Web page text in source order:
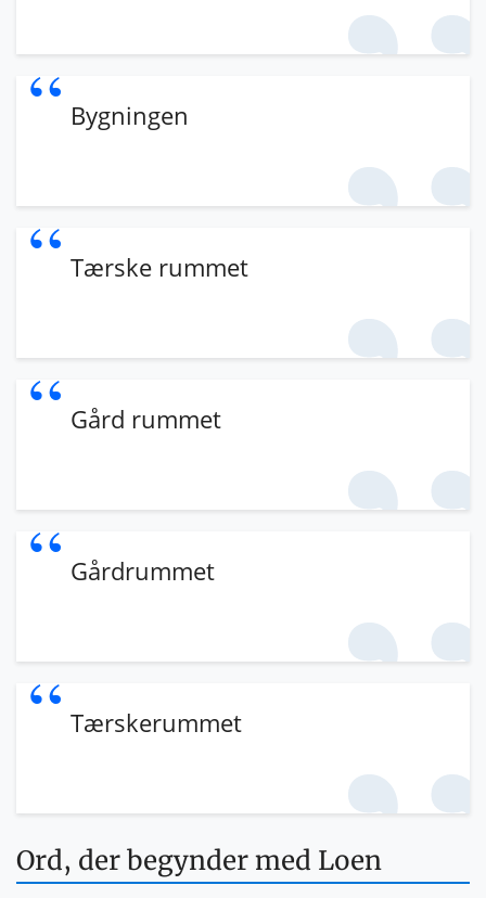
Bygningen
Tærske rummet
Gård rummet
Gårdrummet
Tærskerummet
Ord, der begynder med Loen